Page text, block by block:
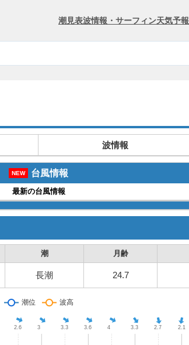
潮見表波情報・サーフィン天気予報
波情報
NEW 台風情報
最新の台風情報
潮 月齢
長潮 24.7